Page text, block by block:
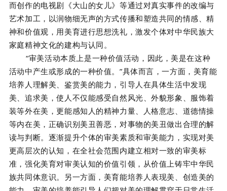
而创作的电视剧《大山的女儿》等通过对真实事件的改编与
艺术加工，以润物细无声的方式传播和塑造共同的情感、精
神和价值观，用美育进行思想洗礼，激发个体对中华民族大
家庭精神文化的建构与认同。
“审美活动本质上是一种价值活动，因此，美是在这种
活动中产生或形成的一种价值。”具体而言，一方面，美育能
培养人理解美、鉴赏美的能力，引导人在具体生活中发现
美、追求美，使人不仅能感受自然风光、外貌形象、服饰着
装等外在美，更能感知人的精神力量、人格意志、道德情操
等内在美，正确识别美丑善恶，对事物的美丑做出合理的解
读与判断。逐渐提升个体的审美素质和审美能力，实现对美
更高层次的认知，在全社会范围内建立相对一致的审美标
准，强化美育对审美认知的价值引领，从价值上铸牢中华民
族共同体意识。另一方面，美育能培养人表现美、创造美的